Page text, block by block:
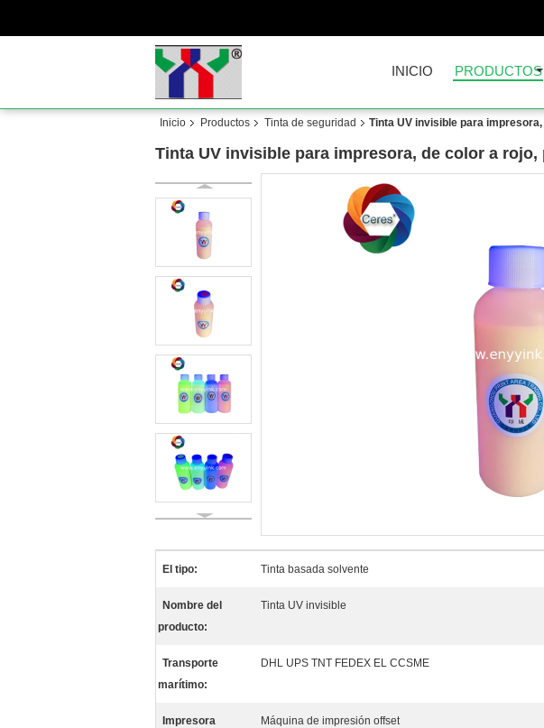
INICIO PRODUCTOS
Inicio Productos Tinta de seguridad Tinta UV invisible para
Tinta UV invisible para impresora, de color a rojo,
El tipo: Tinta basada solvente
Nombre del
producto:
Tinta UV invisible
Transporte
marítimo:
DHL UPS TNT FEDEX EL CCSME
Impresora
Máquina de impresión offset